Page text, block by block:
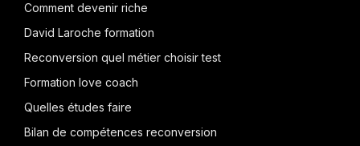
Comment devenir riche
David Laroche formation
Reconversion quel métier choisir test
Formation love coach
Quelles études faire
Bilan de compétences reconversion